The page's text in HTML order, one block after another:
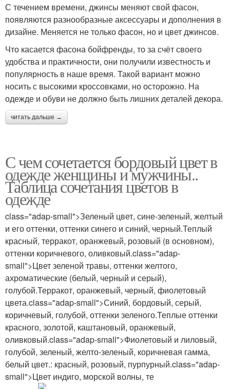
С течением времени, джинсы меняют свой фасон,
появляются разнообразные аксессуары и дополнения в
дизайне. Меняется не только фасон, но и цвет джинсов.
Что касается фасона бойфренды, то за счёт своего
удобства и практичности, они получили известность и
популярность в наше время. Такой вариант можно
носить с высокими кроссовками, но осторожно. На
одежде и обуви не должно быть лишних деталей декора.
читать дальше →
С чем сочетается бордовый цвет в
одежде женщины и мужчины..
Таблица сочетания цветов в
одежде
class="adap-small">Зеленый цвет, сине-зеленый, желтый
и его оттенки, оттенки синего и синий, черный.Теплый
красный, терракот, оранжевый, розовый (в основном),
оттенки коричневого, оливковый.class="adap-
small">Цвет зеленой травы, оттенки желтого,
ахроматические (белый, черный и серый),
голубой.Терракот, оранжевый, черный, фиолетовый
цвета.class="adap-small">Синий, бордовый, серый,
коричневый, голубой, оттенки зеленого.Теплые оттенки
красного, золотой, каштановый, оранжевый,
оливковый.class="adap-small">Фиолетовый и лиловый,
голубой, зеленый, желто-зеленый, коричневая гамма,
белый цвет.: красный, розовый, пурпурный.class="adap-
small">Цвет индиго, морской волны, те